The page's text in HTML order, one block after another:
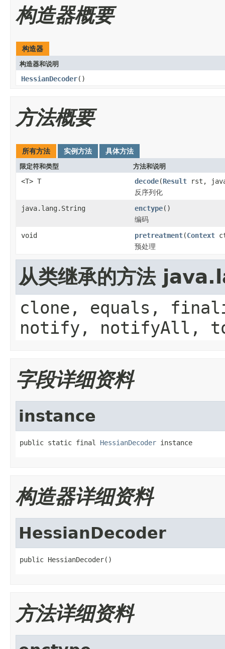
构造器概要
构造器
构造器和说明
HessianDecoder()
方法概要
所有方法 实例方法 具体方法
限定符和类型 方法和说明
<T> T decode(Result rst,
反序列化
java.lang.String
enctype()
编码
void
pretreatment(Context
预处理
从类继承的方法
clone, equals,
notify, notifyAll,
字段详细资料
instance
public static final HessianDecoder instance
构造器详细资料
HessianDecoder
public HessianDecoder()
方法详细资料